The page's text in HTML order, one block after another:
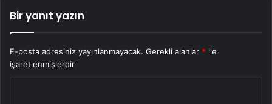
Bir yanıt yazın
E-posta adresiniz yayınlanmayacak. Gerekli alanlar * ile
işaretlenmişlerdir